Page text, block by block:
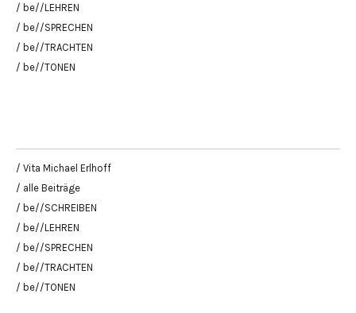
/ be//LEHREN
/ be//SPRECHEN
/ be//TRACHTEN
/ be//TONEN
/ Vita Michael Erlhoff
/ alle Beiträge
/ be//SCHREIBEN
/ be//LEHREN
/ be//SPRECHEN
/ be//TRACHTEN
/ be//TONEN